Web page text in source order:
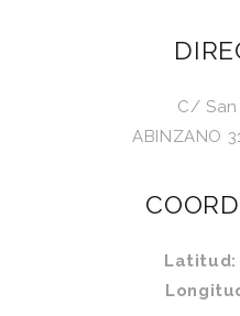
C/ San
ABINZANO
Latitud: